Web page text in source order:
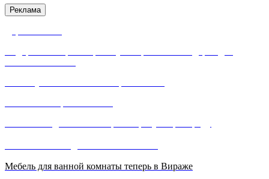
Реклама
Мебель для ванной комнаты теперь в Вираже